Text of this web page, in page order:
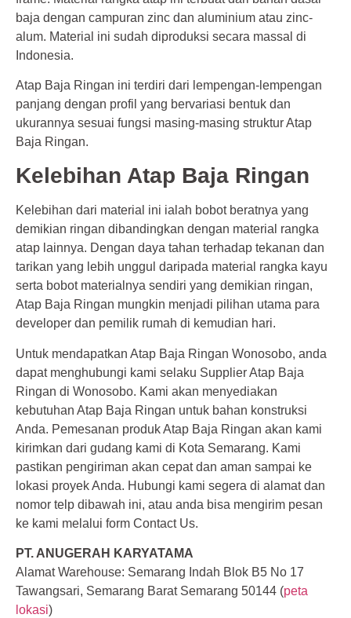
baja dengan campuran zinc dan aluminium atau zinc-
alum. Material ini sudah diproduksi secara massal di
Indonesia.
Atap Baja Ringan ini terdiri dari lempengan-lempengan
panjang dengan profil yang bervariasi bentuk dan
ukurannya sesuai fungsi masing-masing struktur Atap
Baja Ringan.
Kelebihan Atap Baja Ringan
Kelebihan dari material ini ialah bobot beratnya yang
demikian ringan dibandingkan dengan material rangka
atap lainnya. Dengan daya tahan terhadap tekanan dan
tarikan yang lebih unggul daripada material rangka kayu
serta bobot materialnya sendiri yang demikian ringan,
Atap Baja Ringan mungkin menjadi pilihan utama para
developer dan pemilik rumah di kemudian hari.
Untuk mendapatkan Atap Baja Ringan Wonosobo, anda
dapat menghubungi kami selaku Supplier Atap Baja
Ringan di Wonosobo. Kami akan menyediakan
kebutuhan Atap Baja Ringan untuk bahan konstruksi
Anda. Pemesanan produk Atap Baja Ringan akan kami
kirimkan dari gudang kami di Kota Semarang. Kami
pastikan pengiriman akan cepat dan aman sampai ke
lokasi proyek Anda. Hubungi kami segera di alamat dan
nomor telp dibawah ini, atau anda bisa mengirim pesan
ke kami melalui form Contact Us.
PT. ANUGERAH KARYATAMA
Alamat Warehouse: Semarang Indah Blok B5 No 17
Tawangsari, Semarang Barat Semarang 50144 (peta
lokasi)